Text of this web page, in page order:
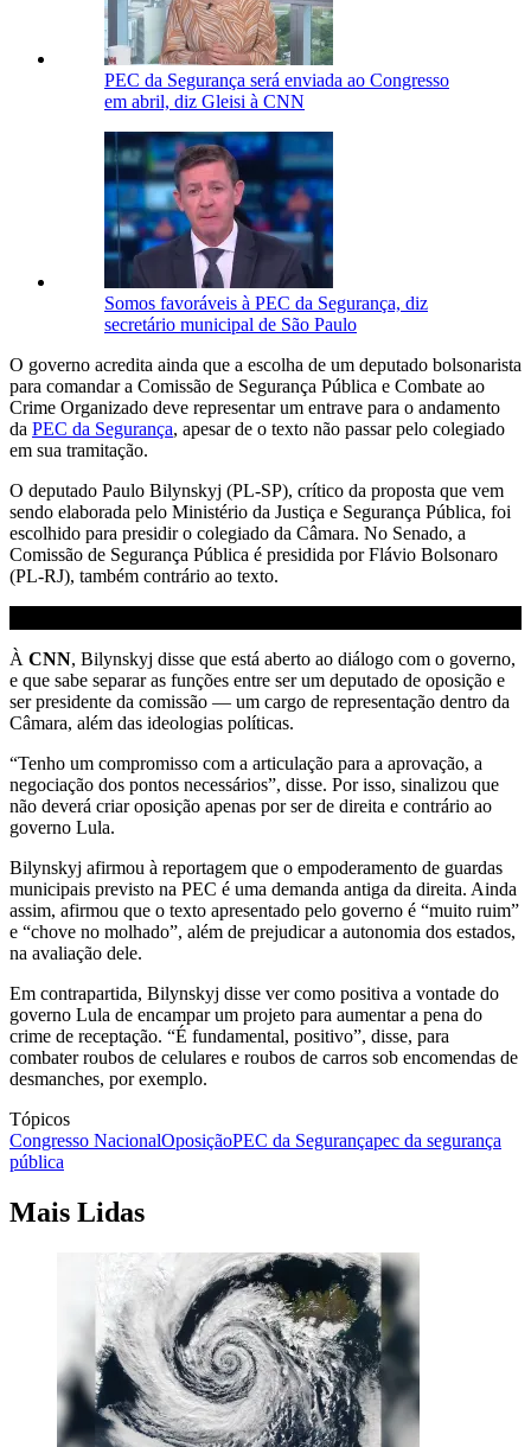
PEC da Segurança será enviada ao Congresso
em abril, diz Gleisi à CNN
Somos favoráveis à PEC da Segurança, diz
secretário municipal de São Paulo
O governo acredita ainda que a escolha de um deputado bolsonarista
para comandar a Comissão de Segurança Pública e Combate ao
Crime Organizado deve representar um entrave para o andamento
da PEC da Segurança, apesar de o texto não passar pelo colegiado
em sua tramitação.
O deputado Paulo Bilynskyj (PL-SP), crítico da proposta que vem
sendo elaborada pelo Ministério da Justiça e Segurança Pública, foi
escolhido para presidir o colegiado da Câmara. No Senado, a
Comissão de Segurança Pública é presidida por Flávio Bolsonaro
(PL-RJ), também contrário ao texto.
À CNN, Bilynskyj disse que está aberto ao diálogo com o governo,
e que sabe separar as funções entre ser um deputado de oposição e
ser presidente da comissão — um cargo de representação dentro da
Câmara, além das ideologias políticas.
“Tenho um compromisso com a articulação para a aprovação, a
negociação dos pontos necessários”, disse. Por isso, sinalizou que
não deverá criar oposição apenas por ser de direita e contrário ao
governo Lula.
Bilynskyj afirmou à reportagem que o empoderamento de guardas
municipais previsto na PEC é uma demanda antiga da direita. Ainda
assim, afirmou que o texto apresentado pelo governo é “muito ruim”
e “chove no molhado”, além de prejudicar a autonomia dos estados,
na avaliação dele.
Em contrapartida, Bilynskyj disse ver como positiva a vontade do
governo Lula de encampar um projeto para aumentar a pena do
crime de receptação. “É fundamental, positivo”, disse, para
combater roubos de celulares e roubos de carros sob encomendas de
desmanches, por exemplo.
Tópicos
Congresso NacionalOposiçãoPEC da Segurançapec da segurança
pública
Mais Lidas